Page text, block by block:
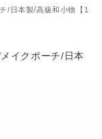
/日本製/高級和小物【1
イクポーチ/日本